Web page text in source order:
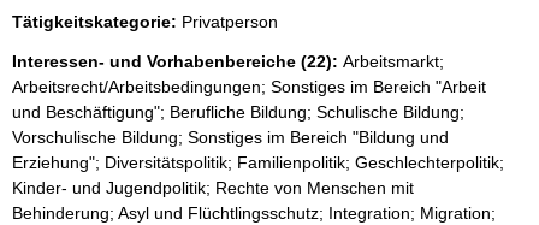
Tätigkeitskategorie: Privatperson
Interessen- und Vorhabenbereiche (22): Arbeitsmarkt;
Arbeitsrecht/Arbeitsbedingungen; Sonstiges im Bereich "Arbeit
und Beschäftigung"; Berufliche Bildung; Schulische Bildung;
Vorschulische Bildung; Sonstiges im Bereich "Bildung und
Erziehung"; Diversitätspolitik; Familienpolitik; Geschlechterpolitik;
Kinder- und Jugendpolitik; Rechte von Menschen mit
Behinderung; Asyl und Flüchtlingsschutz; Integration; Migration;